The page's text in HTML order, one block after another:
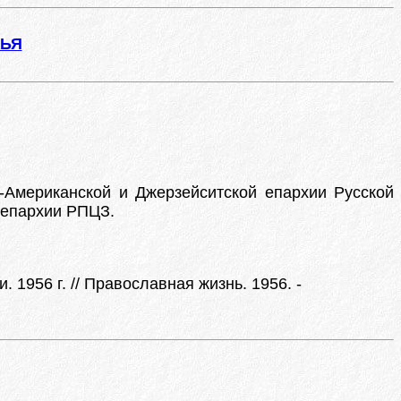
и Джерзейситской епархии Русской
РПЦЗ.
1956 г. // Православная жизнь. 1956. -